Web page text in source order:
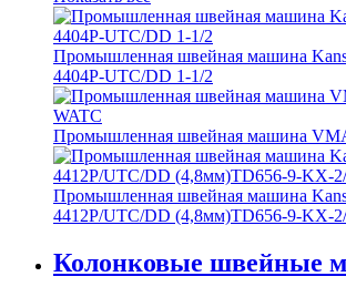
Промышленная швейная машина
4404P-UTC/DD 1-1/2
Промышленная швейная машина
Промышленная швейная машина
4412P/UTC/DD (4,8мм)TD656-9-KX-
Колонковые швейные